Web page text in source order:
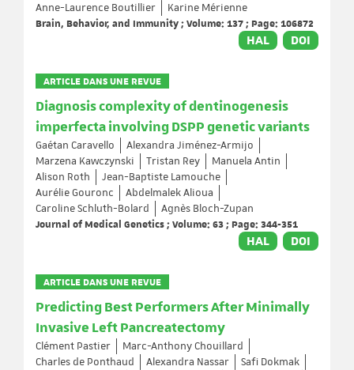
Anne-Laurence Boutillier
Karine Mérienne
Brain, Behavior, and Immunity ; Volume: 137 ; Page: 106872
HAL DOI
ARTICLE DANS UNE REVUE
Diagnosis complexity of dentinogenesis
imperfecta involving DSPP genetic variants
Gaétan Caravello
Alexandra Jiménez-Armijo
Marzena Kawczynski
Tristan Rey
Manuela Antin
Alison Roth
Jean-Baptiste Lamouche
Aurélie Gouronc
Abdelmalek Alioua
Caroline Schluth-Bolard
Agnès Bloch-Zupan
Journal of Medical Genetics ; Volume: 63 ; Page: 344-351
HAL DOI
ARTICLE DANS UNE REVUE
Predicting Best Performers After Minimally
Invasive Left Pancreatectomy
Clément Pastier
Marc-Anthony Chouillard
Charles de Ponthaud
Alexandra Nassar
Safi Dokmak